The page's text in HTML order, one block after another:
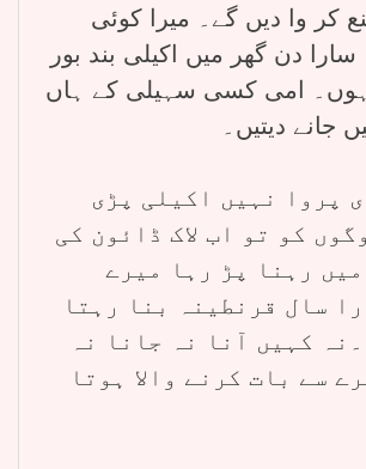
کر وا دیں گے۔ میرا کوئی
دن گھر میں اکیلی بند بور
امی کسی سہیلی کے ہاں
جانے دیتیں۔
پروا نہیں اکیلی پڑی
کو تو اب لاک ڈائون کی
رہنا پڑ رہا میرے
سال قرنطینہ بنا رہتا
کہیں آنا نہ جانا نہ
سے بات کرنے والا ہوتا